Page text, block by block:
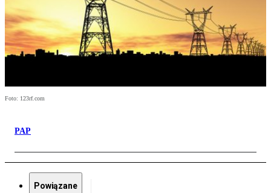
Foto: 123rf.com
PAP
Powiązane